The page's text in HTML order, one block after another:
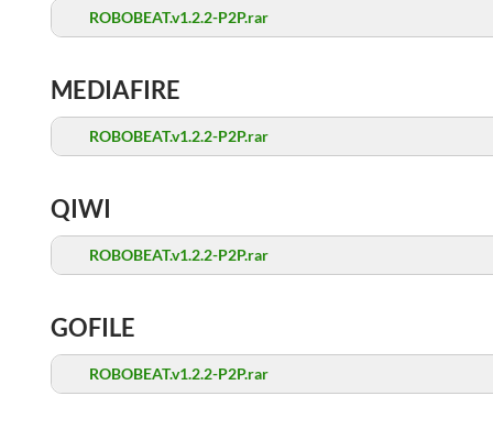
ROBOBEAT.v1.2.2-P2P.rar
MEDIAFIRE
ROBOBEAT.v1.2.2-P2P.rar
QIWI
ROBOBEAT.v1.2.2-P2P.rar
GOFILE
ROBOBEAT.v1.2.2-P2P.rar